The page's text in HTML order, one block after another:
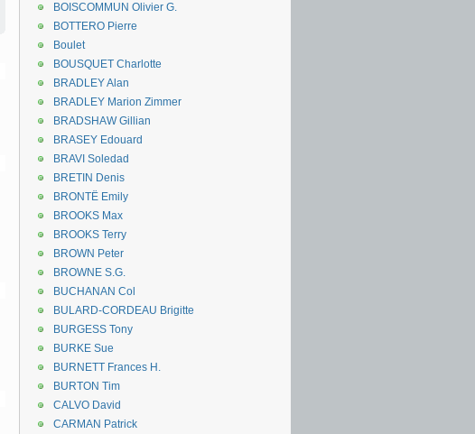
BOISCOMMUN Olivier G.
BOTTERO Pierre
Boulet
BOUSQUET Charlotte
BRADLEY Alan
BRADLEY Marion Zimmer
BRADSHAW Gillian
BRASEY Edouard
BRAVI Soledad
BRETIN Denis
BRONTË Emily
BROOKS Max
BROOKS Terry
BROWN Peter
BROWNE S.G.
BUCHANAN Col
BULARD-CORDEAU Brigitte
BURGESS Tony
BURKE Sue
BURNETT Frances H.
BURTON Tim
CALVO David
CARMAN Patrick